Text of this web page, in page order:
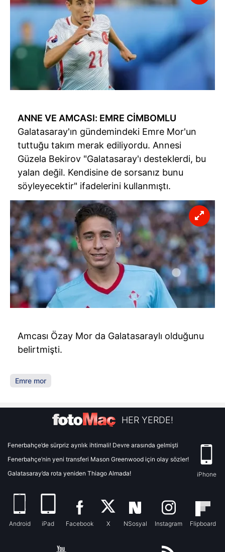
ANNE VE AMCASI: EMRE CİMBOMLU
Galatasaray'ın gündemindeki Emre Mor'un
tuttuğu takım merak ediliyordu. Annesi
Güzela Bekirov "Galatasaray'ı desteklerdi, bu
yalan değil. Kendisine de sorsanız bunu
söyleyecektir" ifadelerini kullanmıştı.
Amcası Özay Mor da Galatasaraylı olduğunu
belirtmişti.
Emre mor
HER YERDE!
Fenerbahçe’de sürpriz ayrılık ihtimali! Devre arasında gelmişti
Fenerbahçe’nin yeni transferi Mason Greenwood için olay sözler!
Galatasaray’da rota yeniden Thiago Almada!
iPhone
Android iPad Facebook X NSosyal Instagram Flipboard